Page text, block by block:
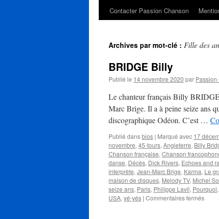
Contacter Passion Chanson
Archives par mot-clé : Fille des
BRIDGE Billy
Publié le 14 novembre 2020 par Passion
Le chanteur français Billy
Marc Brige. Il a à peine seize ans
discographique Odéon. C’est …
Publié dansbios | Marqué avec 17
novembre, 45-tours, Angleterre, Billy
Chanson française, Chanson
danse, Décès, Dick Rivers, Echoes and
interprète, Jean-Marc Brige, Karma, Le
maison de disques, Melody TV, Michel
seize ans, Paris, Philippe Lavil, Pourquoi,
USA, yé-yés | Commentaires ferméssur